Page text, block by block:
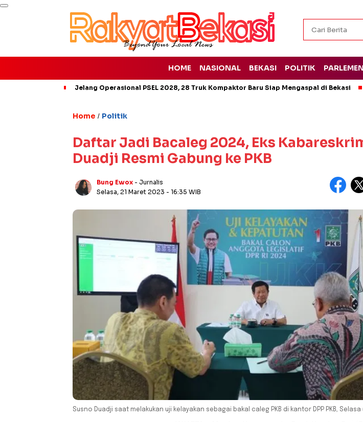
HOME NASIONAL BEKASI POLITIK
Jelang Operasional PSEL 2028, 28 Truk Kompaktor Baru Siap Mengaspal di Bekasi
Home / Politik
Daftar Jadi Bacaleg 2024, Eks
Duadji Resmi Gabung ke PKB
Bung Ewox - Jurnalis
Selasa, 21 Maret 2023 - 16:35 WIB
Susno Duadji saat melakukan uji kelayakan sebagai bakal caleg PKB di kantor DPP PKB,